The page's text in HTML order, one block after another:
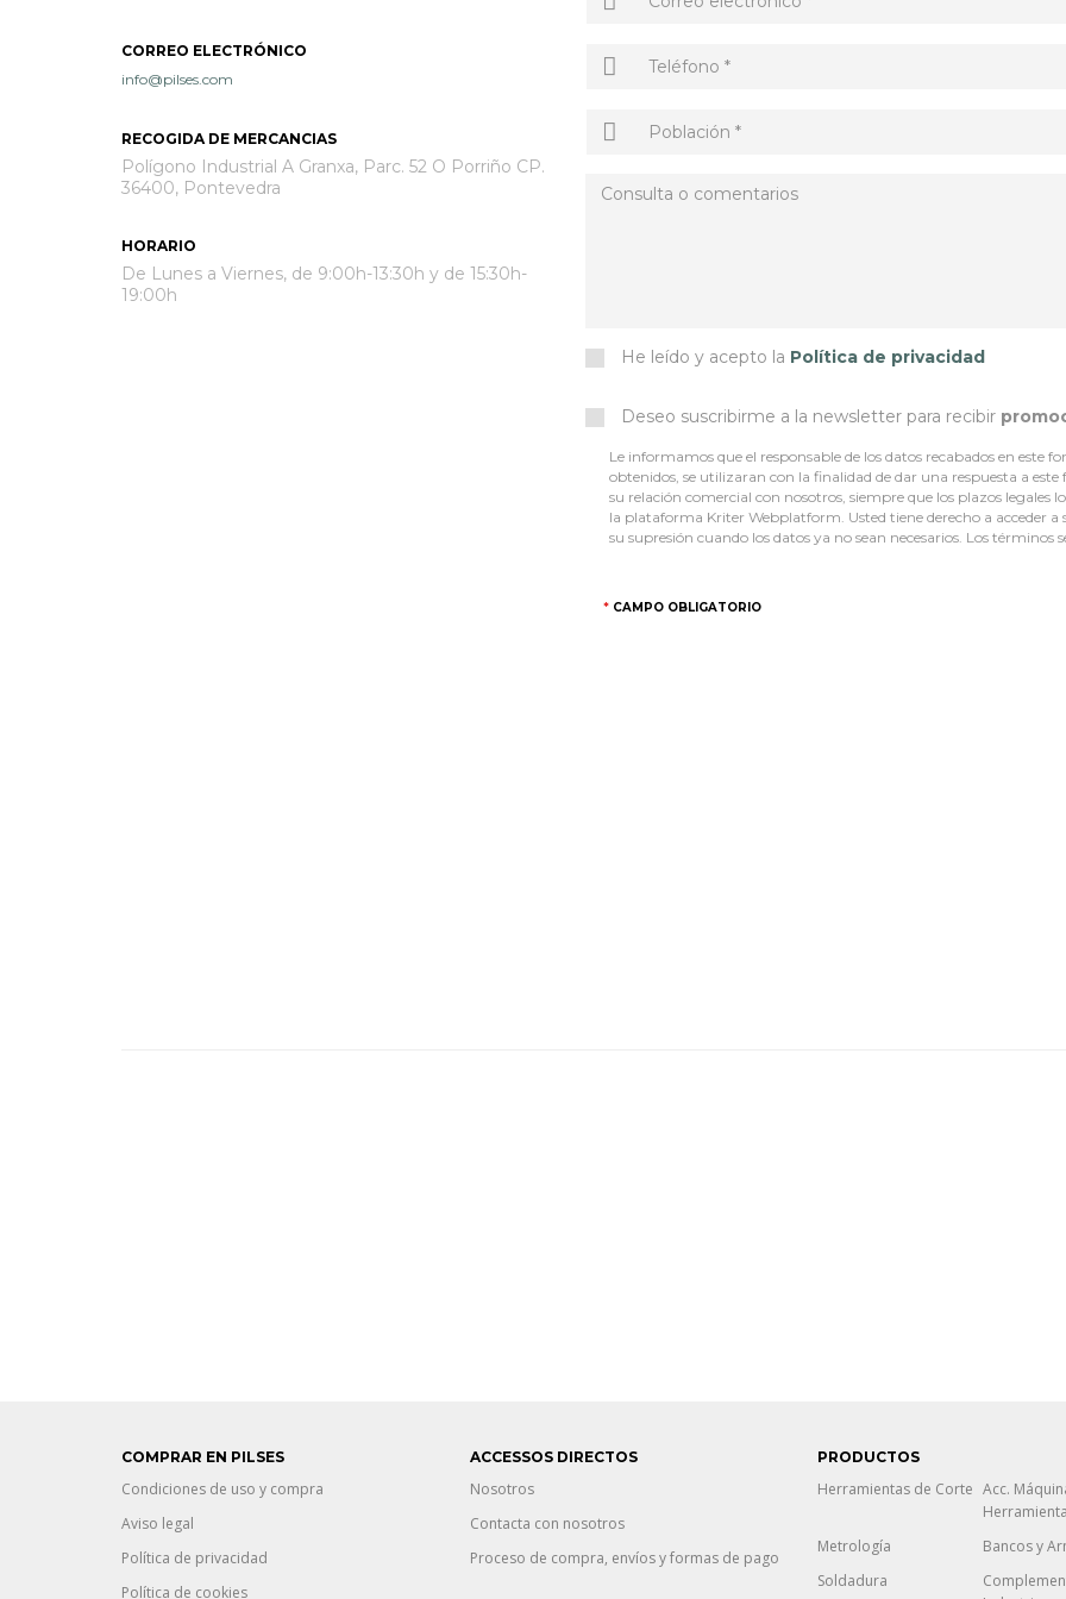
CORREO ELECTRÓNICO
info@pilses.com
RECOGIDA DE MERCANCIAS
Polígono Industrial A Granxa, Parc. 52 O Porriño CP.
36400, Pontevedra
HORARIO
De Lunes a Viernes, de 9:00h-13:30h y de 15:30h-
19:00h
He leído y acepto la Política de privacidad
Deseo suscribirme a la newsletter para recibir
Le informamos que el responsable de los datos recabados en este
obtenidos, se utilizaran con la finalidad de dar una respuesta a
su relación comercial con nosotros, siempre que los plazos legales
la plataforma Kriter Webplatform. Usted tiene derecho a acceder a
su supresión cuando los datos ya no sean necesarios. Los términos
CAMPO OBLIGATORIO
COMPRAR EN PILSES
Condiciones de uso y compra
Aviso legal
Política de privacidad
Política de cookies
ACCESSOS DIRECTOS
Nosotros
Contacta con nosotros
Proceso de compra, envíos y formas de pago
PRODUCTOS
Herramientas de Corte Acc.
Herramienta
Metrología Bancos y
Soldadura